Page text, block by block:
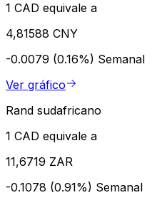
1 CAD equivale a
4,81588 CNY
-0.0079 (0.16%) Semanal
Ver gráfico
Rand sudafricano
1 CAD equivale a
11,6719 ZAR
-0.1078 (0.91%) Semanal